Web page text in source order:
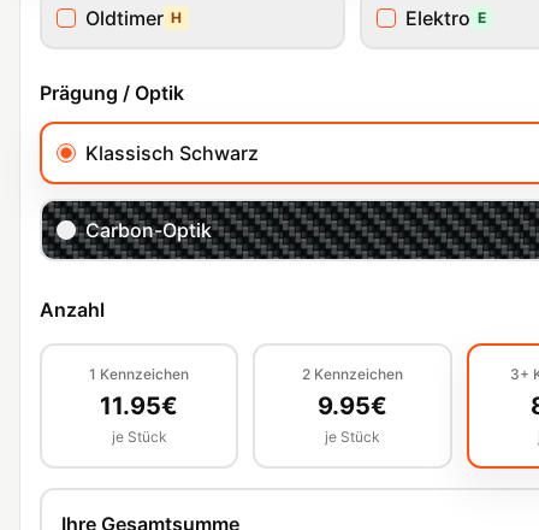
Oldtimer H Elektro E
Prägung / Optik
Klassisch Schwarz
Carbon-Optik
Anzahl
1 Kennzeichen
11.95€
je Stück
2 Kennzeichen
9.95€
je Stück
3+
Ihre Gesamtsumme